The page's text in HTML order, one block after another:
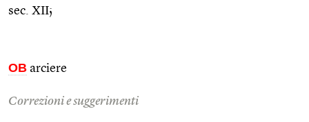
sec. XII;
OB arciere
Correzioni e suggerimenti